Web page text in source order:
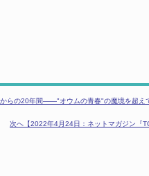
らの20年間――"オウムの青春"の魔境を超え
次へ【2022年4月24日：ネットマガジン『